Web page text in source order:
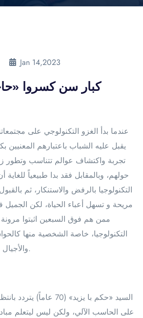
Jan 14,2023
كبار سن كسروا
عندما بدأ الغزو التكنولوجي على
يقبل عليه الشباب باعتبارهم المعنيين
تجربة واكتشاف عوالم تتناسب وتطور
حولهم، وبالمقابل فقد بدا طبيعياً
التكنولوجيا بالرفض والاستنكار، ثم
مريحة و تسهل أعباء الحياة، لكن الجميل
ممن هم فوق السبعين اثبتوا
التكنولوجيا، خاصة الشخصية منها
والأجيال المتقدمة من الجوالات.
السيد «حكم با يزيد» (70
على الحاسب الآلي، ولكن ليس ليتعلم